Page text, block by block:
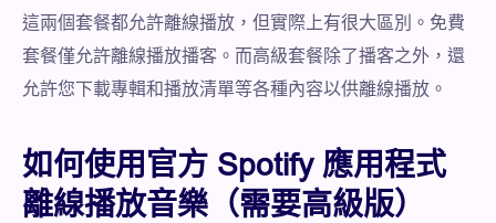
這兩個套餐都允許離線播放，但實際上有很大區別。免費
套餐僅允許離線播放播客。而高級套餐除了播客之外，還
允許您下載專輯和播放清單等各種內容以供離線播放。
如何使用官方 Spotify 應用程式
離線播放音樂（需要高級版）